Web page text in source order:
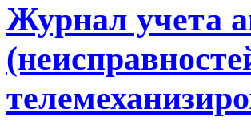
Журнал учета